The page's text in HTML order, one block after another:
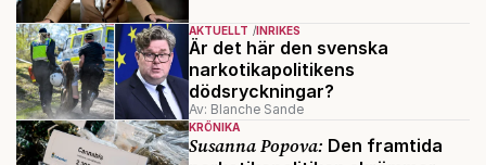
AKTUELLT INRIKES
Är det här den svenska
narkotikapolitikens
dödsryckningar?
Av: Blanche Sande
KRÖNIKA
Susanna Popova: Den framtida